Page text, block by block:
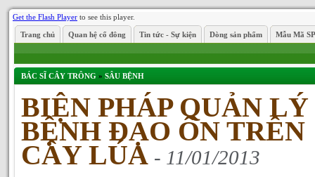
Get the Flash Player to see this player.
Trang chủ Quan hệ cổ đông Tin tức - Sự kiện Dòng sản phẩm Mẫu Mã SP
BÁC SĨ CÂY TRÔNG » SÂU BỆNH
BIỆN PHÁP QUẢN LÝ
BỆNH ĐẠO ÔN TRÊN
CÂY LÚA - 11/01/2013